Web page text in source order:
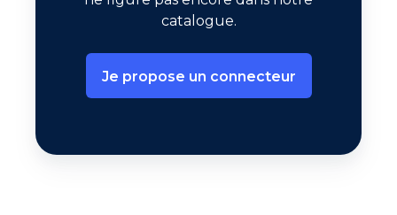
catalogue.
Je propose un connecteur